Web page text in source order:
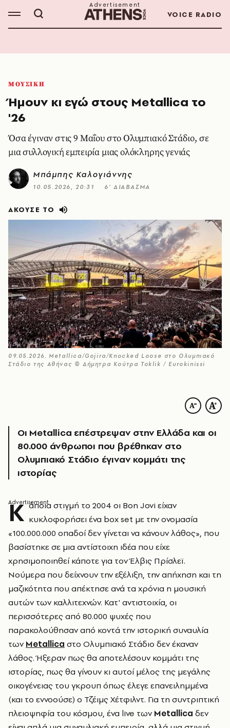
VOICE RADIO
ΜΟΥΣΙΚΗ
Ήμουν κι εγώ στους Metallica το
'26
Όσα έγιναν στις 9 Μαΐου στο Ολυμπιακό Στάδιο, σε
μια συλλογική εμπειρία μιας ολόκληρης γενιάς
Μπάμπης Καλογιάννης
10.05.2026, 20:31 6’ ΔΙΑΒΑΣΜΑ
ΑΚΟΥΣΕ ΤΟ
09.05.2026. Metallica/Gojira/Knocked Loose στο Ολυμπιακό
Στάδιο της Αθήνας © Δήμητρα Κούτρα Toklik / Eurokinissi
Οι Metallica επέστρεψαν στην Ελλάδα και οι
80.000 άνθρωποι που βρέθηκαν στο
Ολυμπιακό Στάδιο έγιναν κομμάτι της
ιστορίας
Κ άποια στιγμή το 2004 οι Bon Jovi είχαν
κυκλοφορήσει ένα box set με την ονομασία
«100.000.000 οπαδοί δεν γίνεται να κάνουν λάθος», που
βασίστηκε σε μια αντίστοιχη ιδέα που είχε
χρησιμοποιηθεί κάποτε για τον Έλβις Πρίσλεϊ.
Νούμερα που δείχνουν την εξέλιξη, την απήχηση και τη
μαζικότητα που απέκτησε ανά τα χρόνια η μουσική
αυτών των καλλιτεχνών. Κατ' αντιστοιχία, οι
περισσότερες από 80.000 ψυχές που
παρακολούθησαν από κοντά την ιστορική συναυλία
των Metallica στο Ολυμπιακό Στάδιο δεν έκαναν
λάθος. Ήξεραν πως θα αποτελέσουν κομμάτι της
ιστορίας, πως θα γίνουν κι αυτοί μέλος της μεγάλης
οικογένειας του γκρουπ όπως έλεγε επανειλημμένα
(και το εννοούσε) ο Τζέιμς Χέτφιλντ. Για τη συντριπτική
πλειοψηφία του κόσμου, ένα live των Metallica δεν